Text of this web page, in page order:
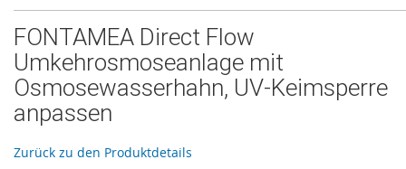
FONTAMEA Direct Flow
Umkehrosmoseanlage mit
Osmosewasserhahn, UV-Keimsperre
anpassen
Zurück zu den Produktdetails